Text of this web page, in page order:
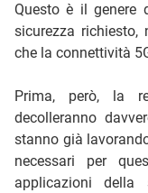
Questo è il genere
sicurezza richiesto,
che la connettività
Prima, però, la
decolleranno
stanno già
necessari per
applicazioni